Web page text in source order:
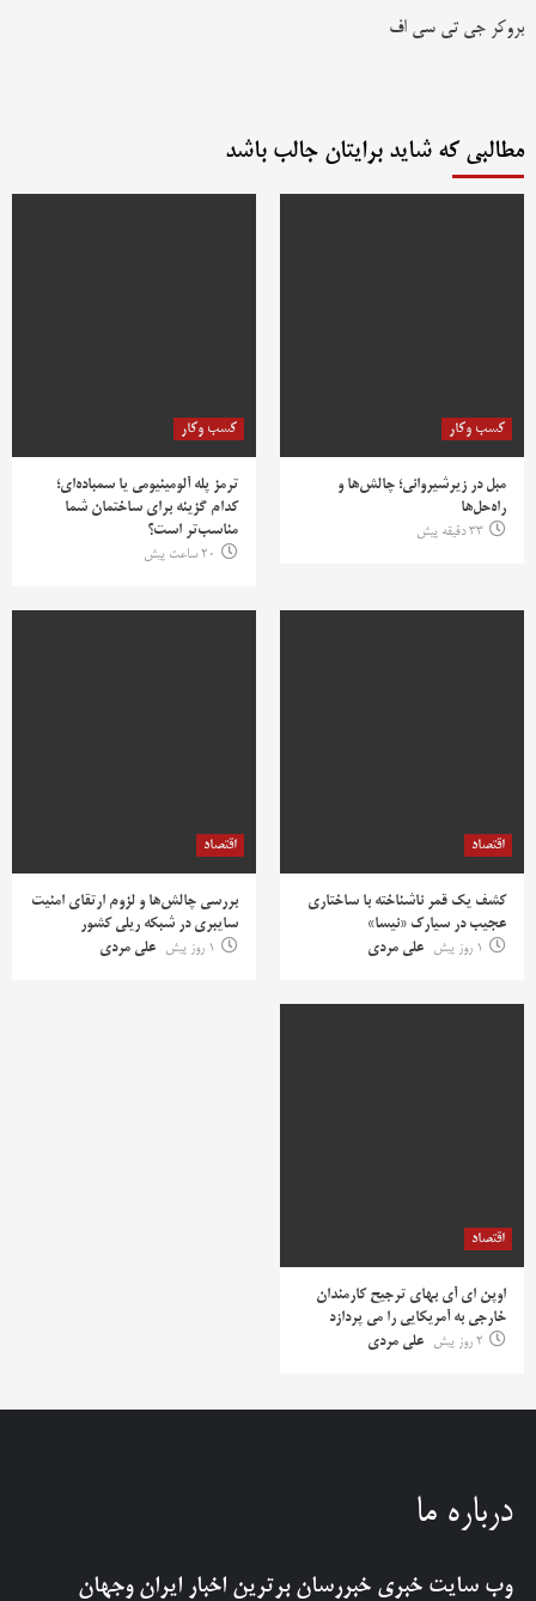
بروکر جی تی سی اف
مطالبی که شاید برایتان جالب باشد
کسب وکار
مبل در زیرشیروانی؛ چالش‌ها و
راه‌حل‌ها
33 دقیقه پیش
کسب وکار
ترمز پله آلومینیومی یا سمباده‌ای؛
کدام گزینه برای ساختمان شما
مناسب‌تر است؟
20 ساعت پیش
اقتصاد
کشف یک قمر ناشناخته با ساختاری
عجیب در سیارک «نیسا»
1 روز پیش
علی مردی
اقتصاد
بررسی چالش‌ها و لزوم ارتقای امنیت
سایبری در شبکه ریلی کشور
1 روز پیش
علی مردی
اقتصاد
اوپن ای آی بهای ترجیح کارمندان
خارجی به آمریکایی را می پردازد
2 روز پیش
علی مردی
درباره ما
وب سایت خبری خبررسان برترین اخبار ایران وجهان